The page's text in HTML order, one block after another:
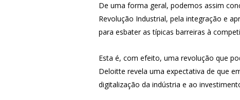
De uma forma geral, podemos assim
Revolução Industrial, pela integração e
para esbater as típicas barreiras à
Esta é, com efeito, uma revolução que
Deloitte revela uma expectativa de que
digitalização da indústria e ao